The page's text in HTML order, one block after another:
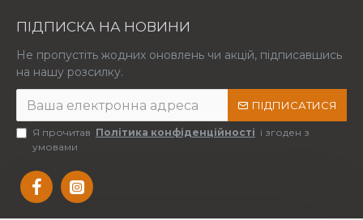
ПІДПИСКА НА НОВИНИ
Не пропустіть жодних оновлень чи акцій, підписавшись
на нашу розсилку.
ПІДПИСАТИСЯ
Я прочитав Політика конфіденційності і згоден з
умовами